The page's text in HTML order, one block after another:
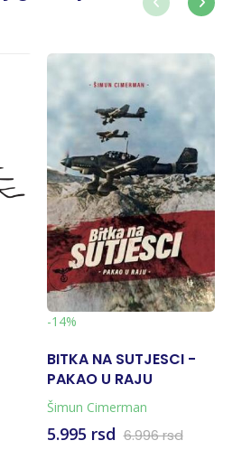
-14%
BITKA NA SUTJESCI -
PAKAO U RAJU
(KNJIGA + KARTA)
Šimun Cimerman
5.995 rsd 6.996 rsd